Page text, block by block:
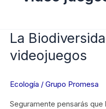
La
videojuegos
Ecología / Grupo Promesa
Seguramente pensarás
La
y
videojuegos